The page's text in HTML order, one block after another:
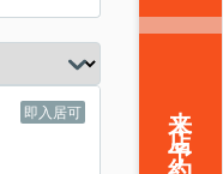
即入居可 来店予約